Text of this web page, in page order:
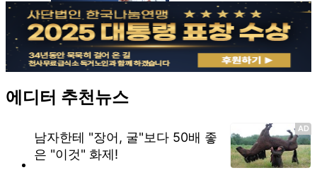
에디터 추천뉴스